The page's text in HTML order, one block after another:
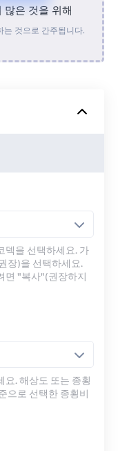
에서
많은 것을 위해
것으로 간주됩니다.
덱을 선택하세요. 가
장)을 선택하세요.
면 "복사"(권장하지
요. 해상도 또는 종횡
으로 선택한 종횡비